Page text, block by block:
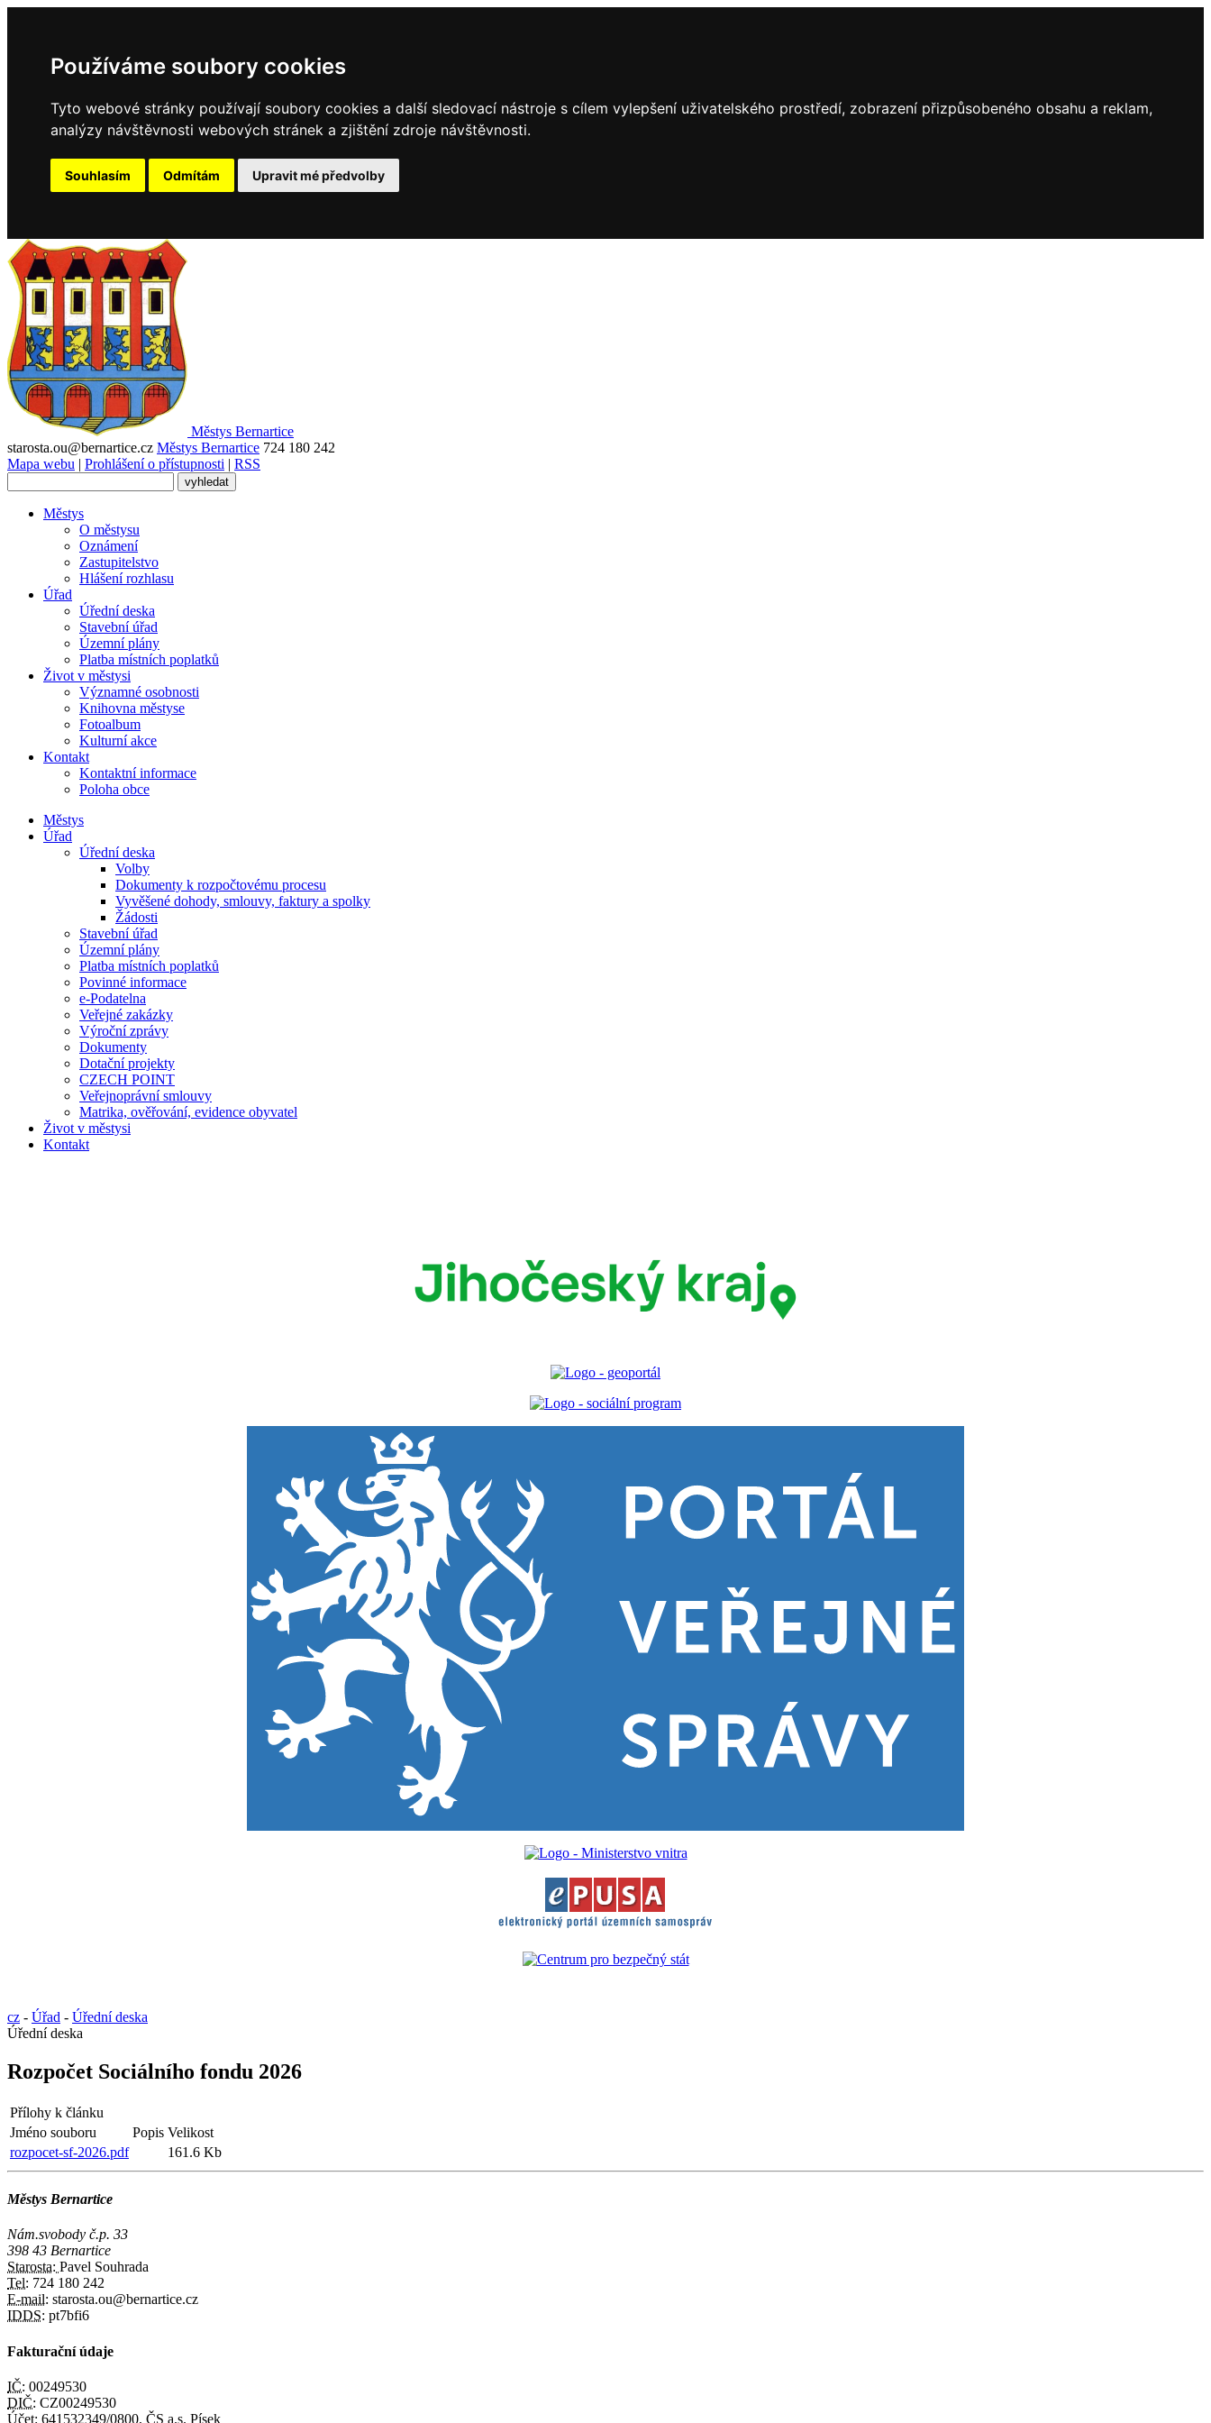
Používáme soubory cookies
Tyto webové stránky používají soubory cookies a další sledovací nástroje s cílem vylepšení uživatelského prostředí, zobrazení přizpůsobeného obsahu a reklam,
analýzy návštěvnosti webových stránek a zjištění zdroje návštěvnosti.
Souhlasím Odmítám Upravit mé předvolby
Městys Bernartice
starosta.ou@bernartice.cz Městys Bernartice 724 180 242
Mapa webu | Prohlášení o přístupnosti | RSS
Městys
O městysu
Oznámení
Zastupitelstvo
Hlášení rozhlasu
Úřad
Úřední deska
Stavební úřad
Územní plány
Platba místních poplatků
Život v městysi
Významné osobnosti
Knihovna městyse
Fotoalbum
Kulturní akce
Kontakt
Kontaktní informace
Poloha obce
Městys
Úřad
Úřední deska
Volby
Dokumenty k rozpočtovému procesu
Vyvěšené dohody, smlouvy, faktury a spolky
Žádosti
Stavební úřad
Územní plány
Platba místních poplatků
Povinné informace
e-Podatelna
Veřejné zakázky
Výroční zprávy
Dokumenty
Dotační projekty
CZECH POINT
Veřejnoprávní smlouvy
Matrika, ověřování, evidence obyvatel
Život v městysi
Kontakt
cz - Úřad - Úřední deska
Úřední deska
Rozpočet Sociálního fondu 2026
Přílohy k článku
Jméno souboru
Popis Velikost
rozpocet-sf-2026.pdf
161.6 Kb
Městys Bernartice
Nám.svobody č.p. 33
398 43 Bernartice
Starosta: Pavel Souhrada
Tel: 724 180 242
E-mail: starosta.ou@bernartice.cz
IDDS: pt7bfi6
Fakturační údaje
IČ: 00249530
DIČ: CZ00249530
Účet: 641532349/0800, ČS a.s. Písek